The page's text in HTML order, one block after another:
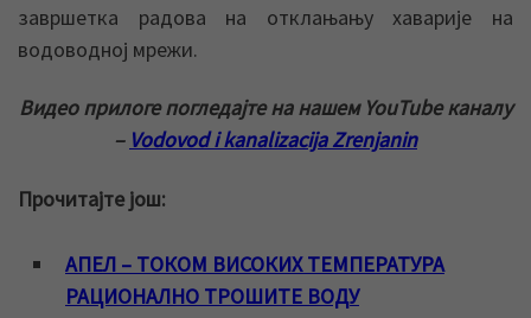
завршетка радова на отклањању хаварије на
водоводној мрежи.
Видео прилоге погледајте на нашем YouTube каналу
– Vodovod i kanalizacija Zrenjanin
Прочитајте још:
АПЕЛ – ТОКОМ ВИСОКИХ ТЕМПЕРАТУРА
РАЦИОНАЛНО ТРОШИТЕ ВОДУ